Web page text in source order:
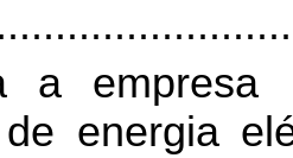
empresa
energia